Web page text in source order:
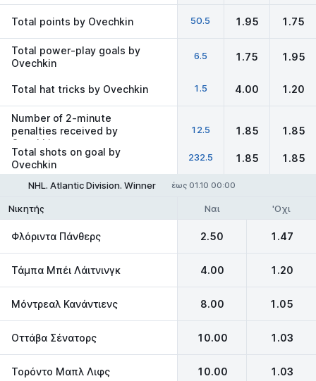
Total points by Ovechkin 50.5 1.95 1.75
Total power-play goals by
Ovechkin
6.5 1.75 1.95
Total hat tricks by Ovechkin 1.5 4.00 1.20
Number of 2-minute
penalties received by
Ovechkin
12.5 1.85
1.85
Total shots on goal by
Ovechkin
232.5 1.85 1.85
NHL. Atlantic Division. Winner έως 01.10 00:00
Νικητής Ναι 'Οχι
Φλόριντα Πάνθερς 2.50 1.47
Τάμπα Μπέι Λάιτνινγκ 4.00 1.20
Μόντρεαλ Κανάντιενς 8.00 1.05
Οττάβα Σένατορς 10.00 1.03
Τορόντο Μαπλ Λιφς 10.00 1.03